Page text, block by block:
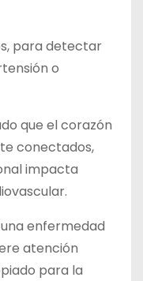
para detectar
o
que el corazón
conectados,
impacta
enfermedad
atención
para la